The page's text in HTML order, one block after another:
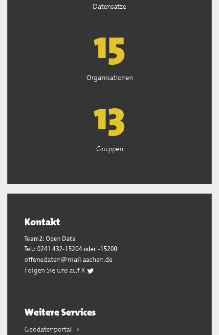
Datensätze
15
Organisationen
13
Gruppen
Kontakt
Team2: Open Data
Tel.: 0241 432-15204 oder -15200
offenedaten@mail.aachen.de
Folgen Sie uns auf X
Weitere Services
Geodatenportal